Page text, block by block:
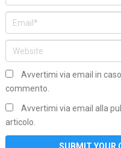
Avvertimi via email in
commento.
Avvertimi via email alla
articolo.